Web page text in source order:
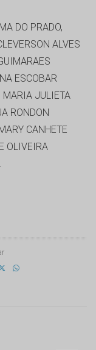
DO PRADO,
ALVES
ESCOBAR
MARIA JULIETA
RONDON
CANHETE
OLIVEIRA